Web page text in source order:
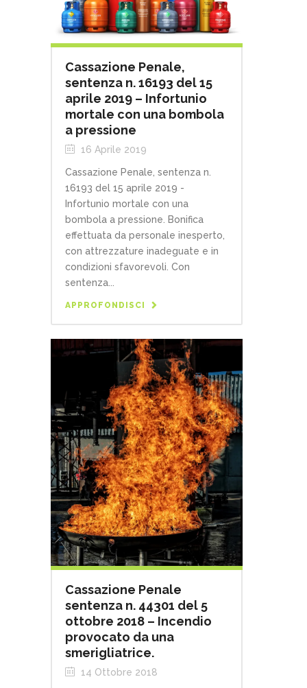
Cassazione Penale,
sentenza n. 16193 del 15
aprile 2019 – Infortunio
mortale con una bombola
a pressione
16 Aprile 2019
Cassazione Penale, sentenza n.
16193 del 15 aprile 2019 -
Infortunio mortale con una
bombola a pressione. Bonifica
effettuata da personale inesperto,
con attrezzature inadeguate e in
condizioni sfavorevoli. Con
sentenza...
APPROFONDISCI
Cassazione Penale
sentenza n. 44301 del 5
ottobre 2018 – Incendio
provocato da una
smerigliatrice.
14 Ottobre 2018